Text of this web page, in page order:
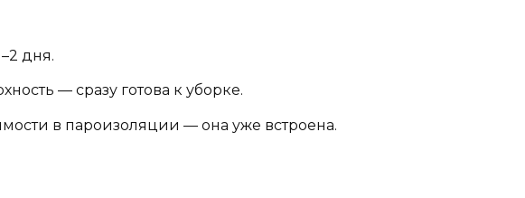
дня.
— сразу готова к уборке.
в пароизоляции — она уже встроена.